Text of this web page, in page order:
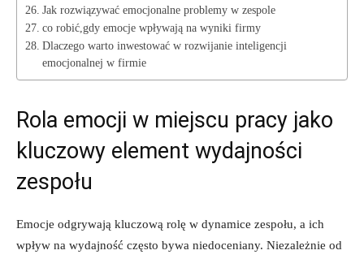
Jak rozwiązywać emocjonalne problemy w zespole
co robić,gdy emocje wpływają na wyniki firmy
Dlaczego warto inwestować w rozwijanie inteligencji
emocjonalnej w firmie
Rola emocji w miejscu pracy jako
kluczowy element wydajności
zespołu
Emocje odgrywają kluczową rolę w dynamice zespołu, a ich
wpływ na wydajność często bywa niedoceniany. Niezależnie od